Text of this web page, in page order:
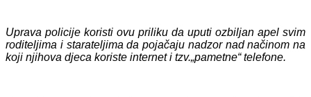
Uprava policije koristi ovu priliku da uputi ozbiljan apel svim
roditeljima i starateljima da pojačaju nadzor nad načinom na
koji njihova djeca koriste internet i tzv.„pametne“ telefone.